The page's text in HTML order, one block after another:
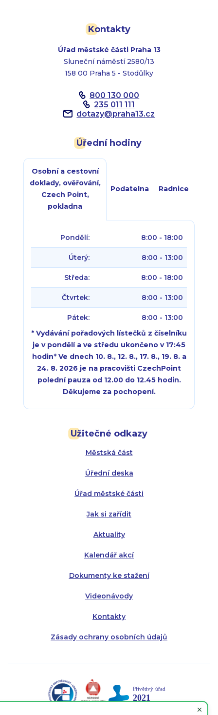
Kontakty
Úřad městské části Praha 13
Sluneční náměstí 2580/13
158 00 Praha 5 - Stodůlky
800 130 000
235 011 111
dotazy@praha13.cz
Užitečné odkazy
Městská část
Úřední deska
Úřad městské části
Jak si zařídit
Aktuality
Kalendář akcí
Dokumenty ke stažení
Videonávody
Kontakty
Zásady ochrany osobních údajů
Úřední hodiny
Osobní a cestovní
doklady, ověřování,
Czech Point,
pokladna
Podatelna Radnice
Pondělí: 8:00 - 18:00
Úterý: 8:00 - 13:00
Středa: 8:00 - 18:00
Čtvrtek: 8:00 - 13:00
Pátek:
8:00 - 13:00
* Vydávání pořadových lístečků z číselníku
je v pondělí a ve středu ukončeno v 17:45
hodin* Ve dnech 10. 8., 12. 8., 17. 8., 19. 8. a
24. 8. 2026 je na pracovišti CzechPoint
polední pauza od 12.00 do 12.45 hodin.
Děkujeme za pochopení.
Úterý:
Středa:
Čtvrtek:
Pátek:
Úterý:
Středa:
Čtvrtek: